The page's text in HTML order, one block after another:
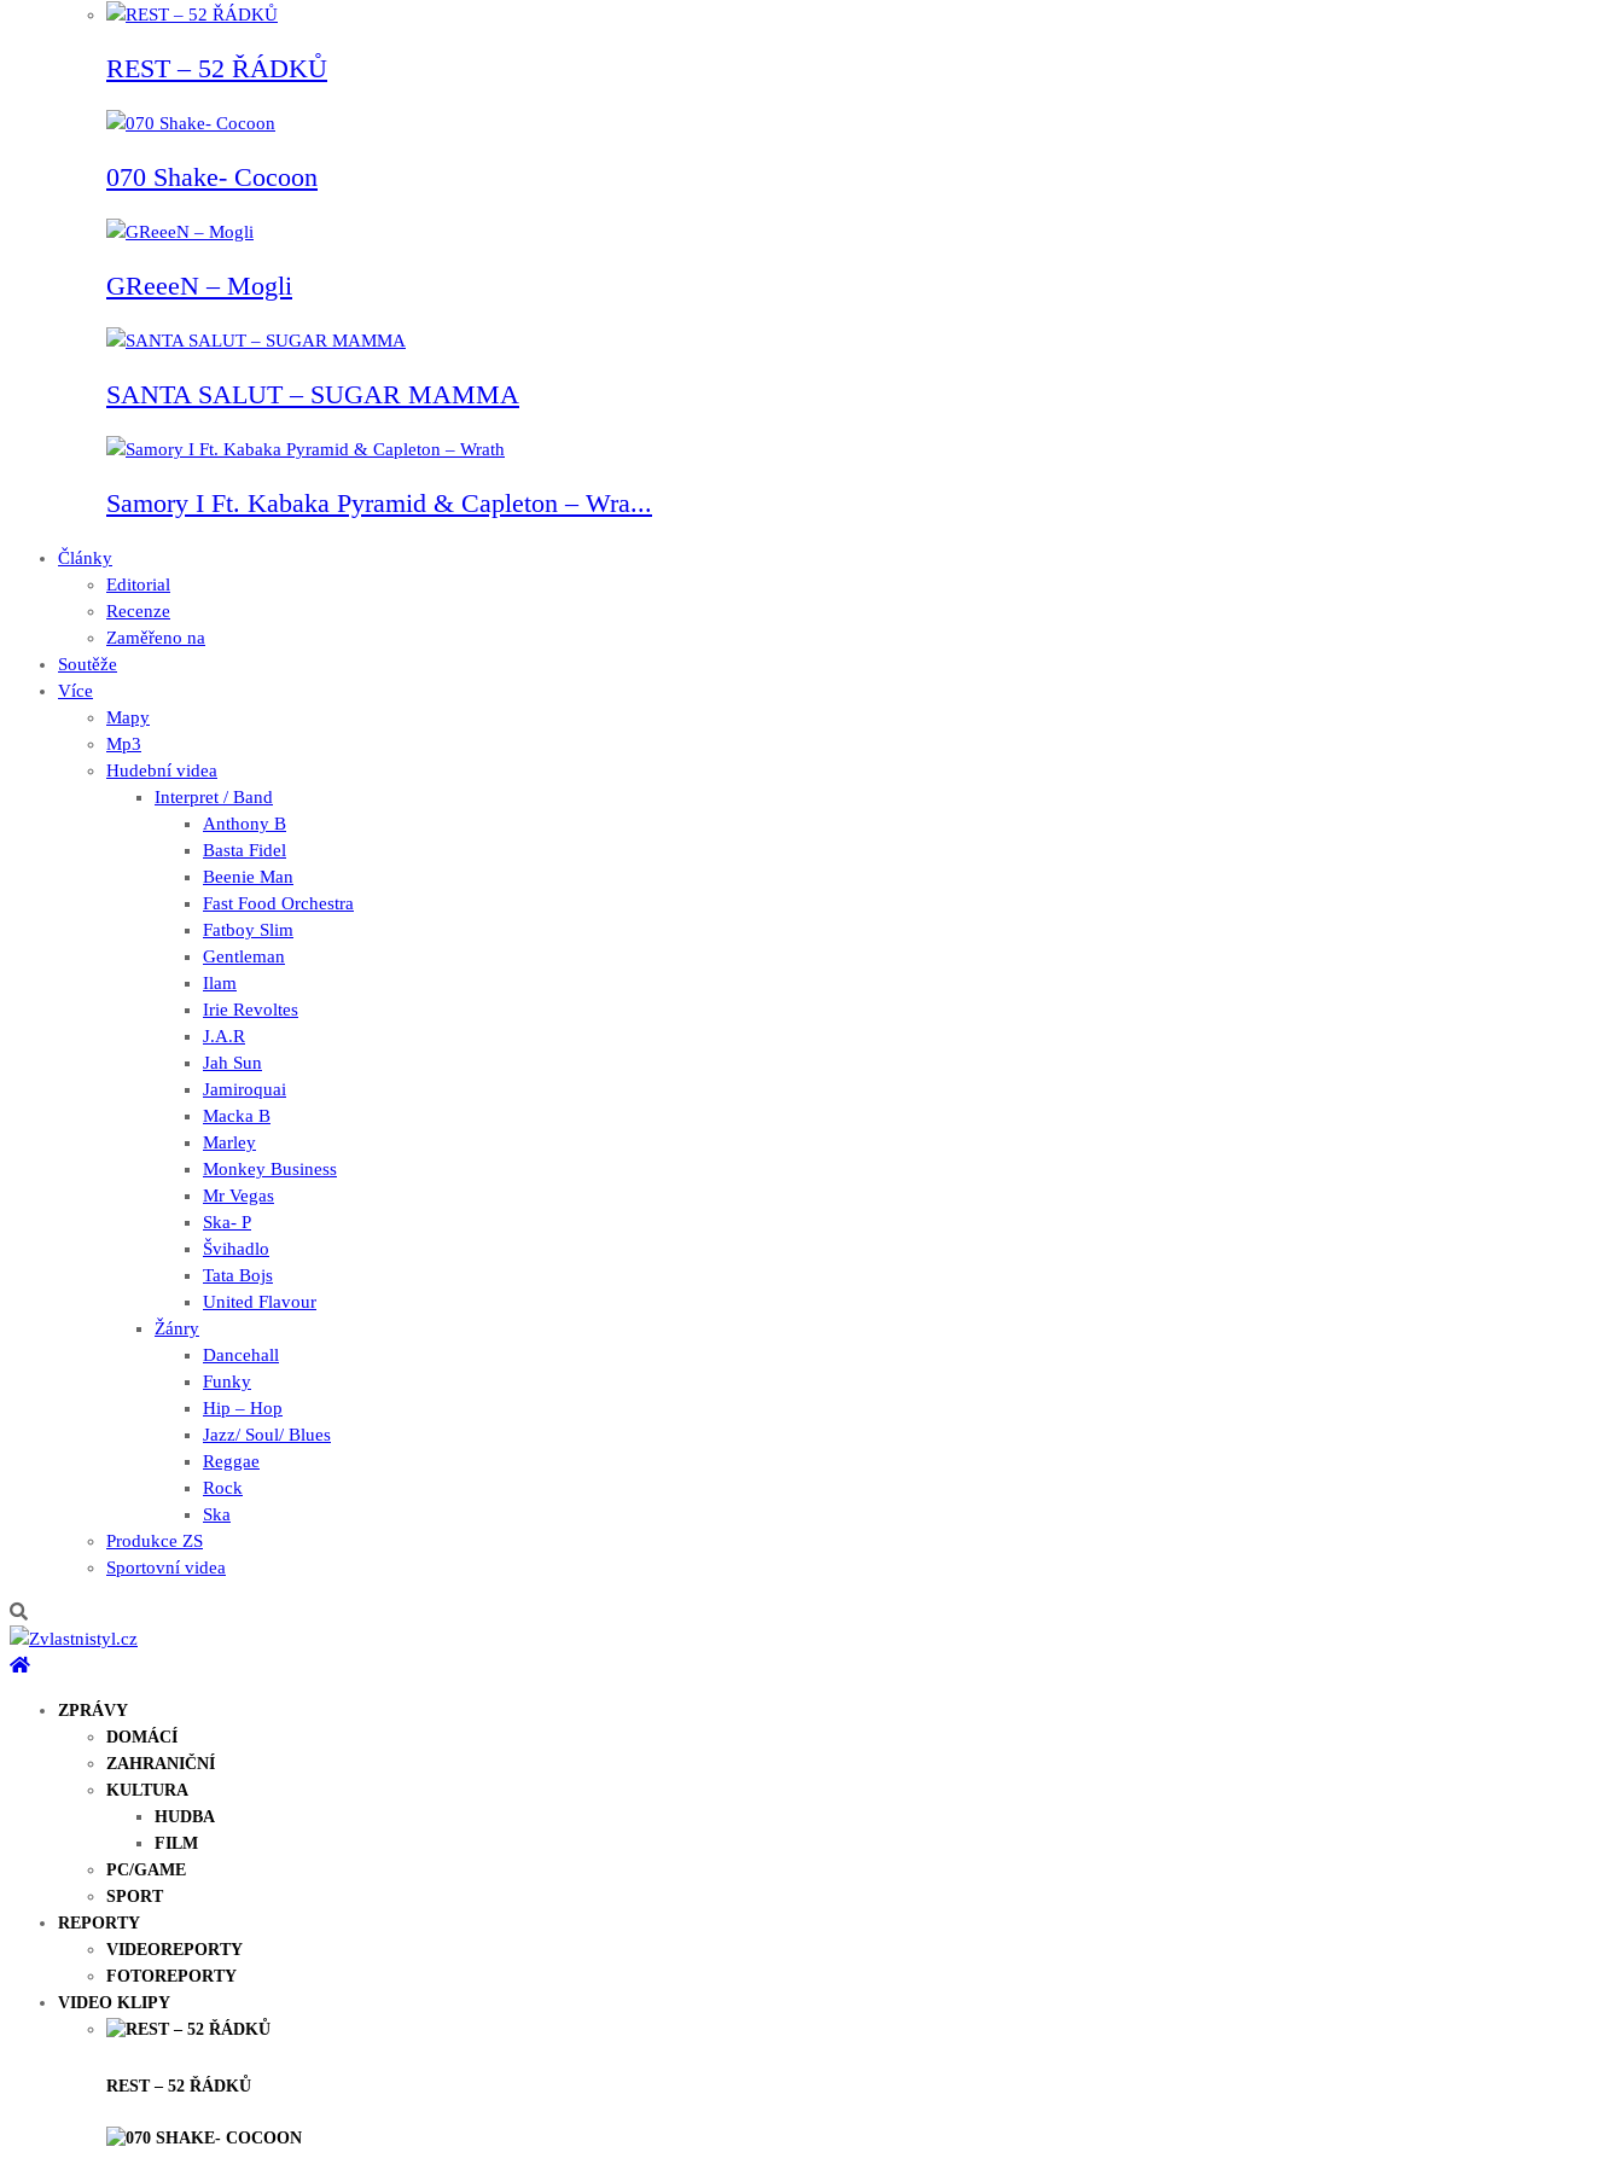
REST – 52 ŘÁDKŮ
070 Shake- Cocoon
GReeeN – Mogli
SANTA SALUT – SUGAR MAMMA
Samory I Ft. Kabaka Pyramid & Capleton – Wra...
Články
Editorial
Recenze
Zaměřeno na
Soutěže
Více
Mapy
Mp3
Hudební videa
Interpret / Band
Anthony B
Basta Fidel
Beenie Man
Fast Food Orchestra
Fatboy Slim
Gentleman
Ilam
Irie Revoltes
J.A.R
Jah Sun
Jamiroquai
Macka B
Marley
Monkey Business
Mr Vegas
Ska- P
Švihadlo
Tata Bojs
United Flavour
Žánry
Dancehall
Funky
Hip – Hop
Jazz/ Soul/ Blues
Reggae
Rock
Ska
Produkce ZS
Sportovní videa
ZPRÁVY
DOMÁCÍ
ZAHRANIČNÍ
KULTURA
HUDBA
FILM
PC/GAME
SPORT
REPORTY
VIDEOREPORTY
FOTOREPORTY
VIDEO KLIPY
REST – 52 ŘÁDKŮ